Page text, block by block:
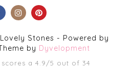
Stones - Powered by
by Dyvelopment
scores a 4.9/5 out of 34